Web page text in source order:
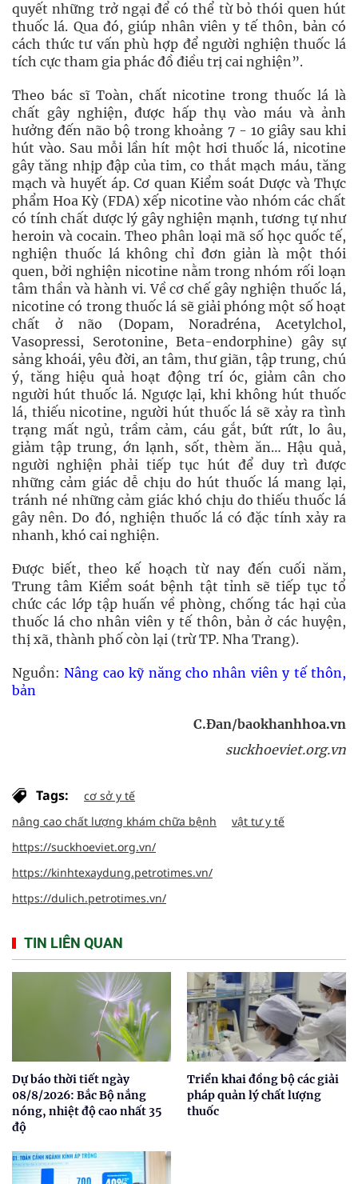
quyết những trở ngại để có thể từ bỏ thói quen hút
thuốc lá. Qua đó, giúp nhân viên y tế thôn, bản có
cách thức tư vấn phù hợp để người nghiện thuốc lá
tích cực tham gia phác đồ điều trị cai nghiện”.
Theo bác sĩ Toàn, chất nicotine trong thuốc lá là
chất gây nghiện, được hấp thụ vào máu và ảnh
hưởng đến não bộ trong khoảng 7 - 10 giây sau khi
hút vào. Sau mỗi lần hít một hơi thuốc lá, nicotine
gây tăng nhịp đập của tim, co thắt mạch máu, tăng
mạch và huyết áp. Cơ quan Kiểm soát Dược và Thực
phẩm Hoa Kỳ (FDA) xếp nicotine vào nhóm các chất
có tính chất dược lý gây nghiện mạnh, tương tự như
heroin và cocain. Theo phân loại mã số học quốc tế,
nghiện thuốc lá không chỉ đơn giản là một thói
quen, bởi nghiện nicotine nằm trong nhóm rối loạn
tâm thần và hành vi. Về cơ chế gây nghiện thuốc lá,
nicotine có trong thuốc lá sẽ giải phóng một số hoạt
chất ở não (Dopam, Noradréna, Acetylchol,
Vasopressi, Serotonine, Beta-endorphine) gây sự
sảng khoái, yêu đời, an tâm, thư giãn, tập trung, chú
ý, tăng hiệu quả hoạt động trí óc, giảm cân cho
người hút thuốc lá. Ngược lại, khi không hút thuốc
lá, thiếu nicotine, người hút thuốc lá sẽ xảy ra tình
trạng mất ngủ, trầm cảm, cáu gắt, bứt rứt, lo âu,
giảm tập trung, ớn lạnh, sốt, thèm ăn… Hậu quả,
người nghiện phải tiếp tục hút để duy trì được
những cảm giác dễ chịu do hút thuốc lá mang lại,
tránh né những cảm giác khó chịu do thiếu thuốc lá
gây nên. Do đó, nghiện thuốc lá có đặc tính xảy ra
nhanh, khó cai nghiện.
Được biết, theo kế hoạch từ nay đến cuối năm,
Trung tâm Kiểm soát bệnh tật tỉnh sẽ tiếp tục tổ
chức các lớp tập huấn về phòng, chống tác hại của
thuốc lá cho nhân viên y tế thôn, bản ở các huyện,
thị xã, thành phố còn lại (trừ TP. Nha Trang).
Nguồn:Nâng cao kỹ năng cho nhân viên y tế thôn,
bản
C.Đan/baokhanhhoa.vn
suckhoeviet.org.vn
Tags:
cơ sở y tế
nâng cao chất lượng khám chữa bệnh
vật tư y tế
https://suckhoeviet.org.vn/
https://kinhtexaydung.petrotimes.vn/
https://dulich.petrotimes.vn/
TIN LIÊN QUAN
Dự báo thời tiết ngày
08/8/2026: Bắc Bộ nắng
nóng, nhiệt độ cao nhất 35
độ
Triển khai đồng bộ các giải
pháp quản lý chất lượng
thuốc